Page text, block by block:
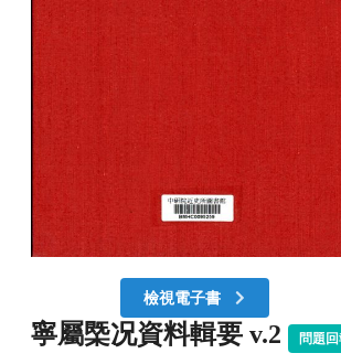
檢視電子書
寧屬㮣况資料輯要 v.2 問題回